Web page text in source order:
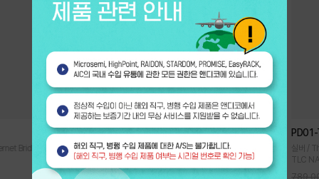
Bridge
iR2022
하드미포함 / RAIDKIT / 2 x 2.5" SATA I, II, III HDD·SSD / RAID 0,
1 / LCM Display
실버 /
TLC